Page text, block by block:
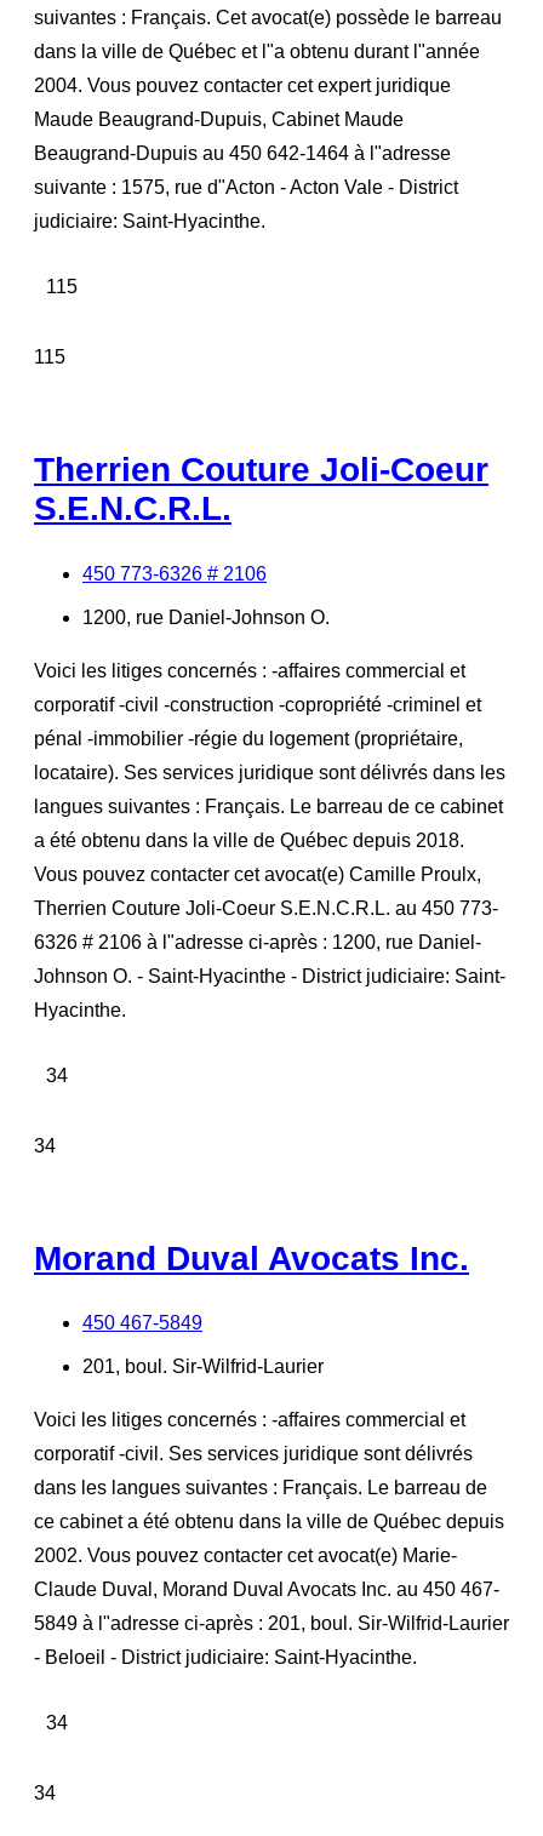
suivantes : Français. Cet avocat(e) possède le barreau
dans la ville de Québec et l"a obtenu durant l"année
2004. Vous pouvez contacter cet expert juridique
Maude Beaugrand-Dupuis, Cabinet Maude
Beaugrand-Dupuis au 450 642-1464 à l"adresse
suivante : 1575, rue d"Acton - Acton Vale - District
judiciaire: Saint-Hyacinthe.
115
115
Therrien Couture Joli-Coeur
S.E.N.C.R.L.
450 773-6326 # 2106
1200, rue Daniel-Johnson O.
Voici les litiges concernés : -affaires commercial et
corporatif -civil -construction -copropriété -criminel et
pénal -immobilier -régie du logement (propriétaire,
locataire). Ses services juridique sont délivrés dans les
langues suivantes : Français. Le barreau de ce cabinet
a été obtenu dans la ville de Québec depuis 2018.
Vous pouvez contacter cet avocat(e) Camille Proulx,
Therrien Couture Joli-Coeur S.E.N.C.R.L. au 450 773-
6326 # 2106 à l"adresse ci-après : 1200, rue Daniel-
Johnson O. - Saint-Hyacinthe - District judiciaire: Saint-
Hyacinthe.
34
34
Morand Duval Avocats Inc.
450 467-5849
201, boul. Sir-Wilfrid-Laurier
Voici les litiges concernés : -affaires commercial et
corporatif -civil. Ses services juridique sont délivrés
dans les langues suivantes : Français. Le barreau de
ce cabinet a été obtenu dans la ville de Québec depuis
2002. Vous pouvez contacter cet avocat(e) Marie-
Claude Duval, Morand Duval Avocats Inc. au 450 467-
5849 à l"adresse ci-après : 201, boul. Sir-Wilfrid-Laurier
- Beloeil - District judiciaire: Saint-Hyacinthe.
34
34